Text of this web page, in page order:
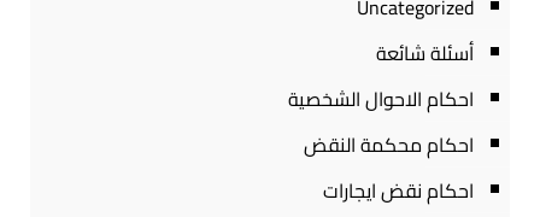
Uncategorized
أسئلة شائعة
احكام الاحوال الشخصية
احكام محكمة النقض
احكام نقض ايجارات